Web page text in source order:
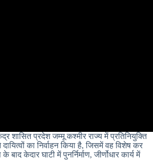
शासित प्रदेश जम्मू कश्मीर राज्य में प्रतिनियुक्ति
का निर्वाहन किया है, जिसमें वह विशेष कर
केदार घाटी में पुनर्निर्माण, जीर्णोधार कार्य में